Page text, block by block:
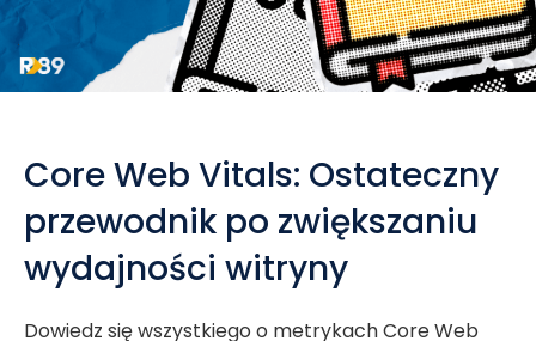
Core Web Vitals: Ostateczny
przewodnik po zwiększaniu
wydajności witryny
Dowiedz się wszystkiego o metrykach Core Web